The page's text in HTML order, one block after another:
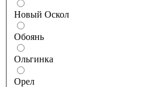
Новый Оскол
Обоянь
Ольгинка
Орел